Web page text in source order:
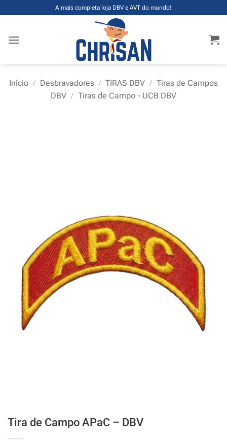
to
A mais completa loja DBV e AVT do mundo!
Início / Desbravadores / TIRAS DBV / Tiras de Campos
DBV / Tiras de Campo - UCB DBV
Tira de Campo APaC – DBV